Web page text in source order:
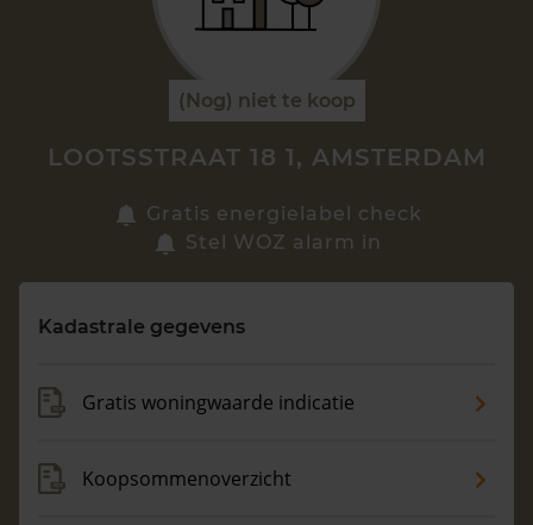
Zoek een woning
Maandag t/m vrijdag - 08:00 -18:00
(Nog) niet te koop
LOOTSSTRAAT 18 1, AMSTERDAM
Gratis energielabel check
Stel WOZ alarm in
Kadastrale gegevens
Gratis woningwaarde indicatie
Koopsommenoverzicht